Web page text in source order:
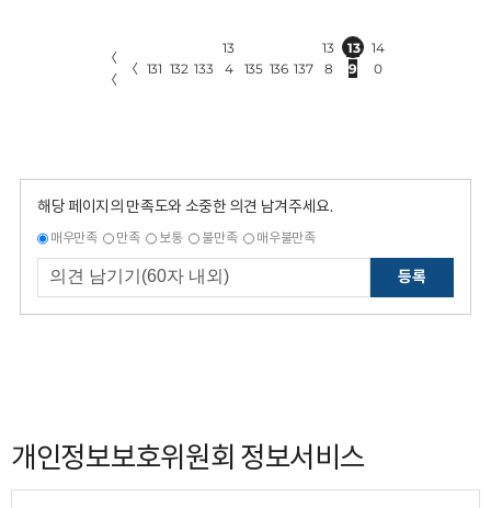
〈
〈
〈 131 132 133
13
4
135 136 137
13
8
13
9
14
0
해당 페이지의 만족도와 소중한 의견 남겨주세요.
매우만족 만족 보통 불만족 매우불만족
등록
개인정보보호위원회 정보서비스